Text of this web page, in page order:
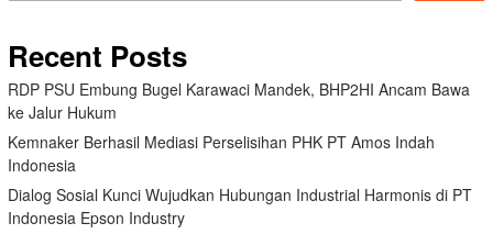
Recent Posts
RDP PSU Embung Bugel Karawaci Mandek, BHP2HI Ancam Bawa
ke Jalur Hukum
Kemnaker Berhasil Mediasi Perselisihan PHK PT Amos Indah
Indonesia
Dialog Sosial Kunci Wujudkan Hubungan Industrial Harmonis di PT
Indonesia Epson Industry